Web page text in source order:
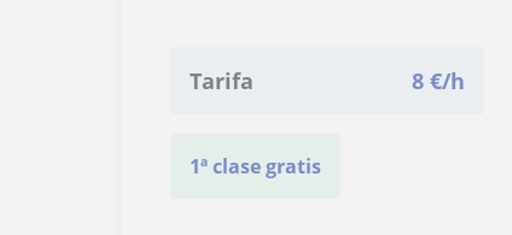
Tarifa 8 €/h
1ª clase gratis